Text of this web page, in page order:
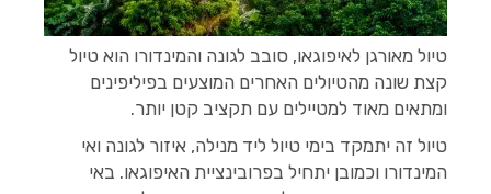
טיול מאורגן לאיפוגאו, סובב לגונה והמינדורו הוא טיול
קצת שונה מהטיולים האחרים המוצעים בפיליפינים
ומתאים מאוד למטיילים עם תקציב קטן יותר.
טיול זה יתמקד בימי טיול ליד מנילה, איזור לגונה ואי
המינדורו וכמובן יתחיל בפרובינציית האיפוגאו. באי